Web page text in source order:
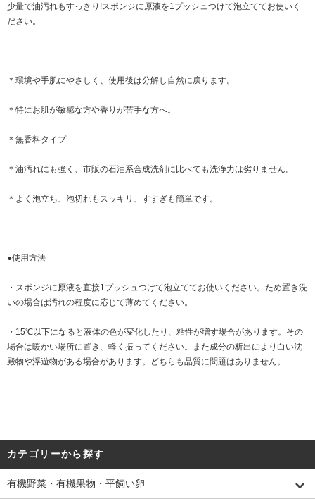
少量で油汚れもすっきり!スポンジに原液を1プッシュつけて泡立ててお使いく
ださい。
＊環境や手肌にやさしく、使用後は分解し自然に戻ります。
＊特にお肌が敏感な方や香りが苦手な方へ。
＊無香料タイプ
＊油汚れにも強く、市販の石油系合成洗剤に比べても洗浄力は劣りません。
＊よく泡立ち、泡切れもスッキリ、すすぎも簡単です。
●使用方法
・スポンジに原液を直接1プッシュつけて泡立ててお使いください。ため置き洗
いの場合は汚れの程度に応じて薄めてください。
・15℃以下になると液体の色が変化したり、粘性が増す場合があります。その
場合は暖かい場所に置き、軽く振ってください。また成分の析出により白い沈
殿物や浮遊物がある場合があります。どちらも品質に問題はありません。
カテゴリーから探す
有機野菜・有機果物・平飼い卵